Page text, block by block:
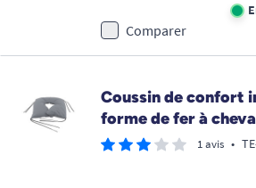
Comparer
Coussin de confort
forme de fer à
1 avis •